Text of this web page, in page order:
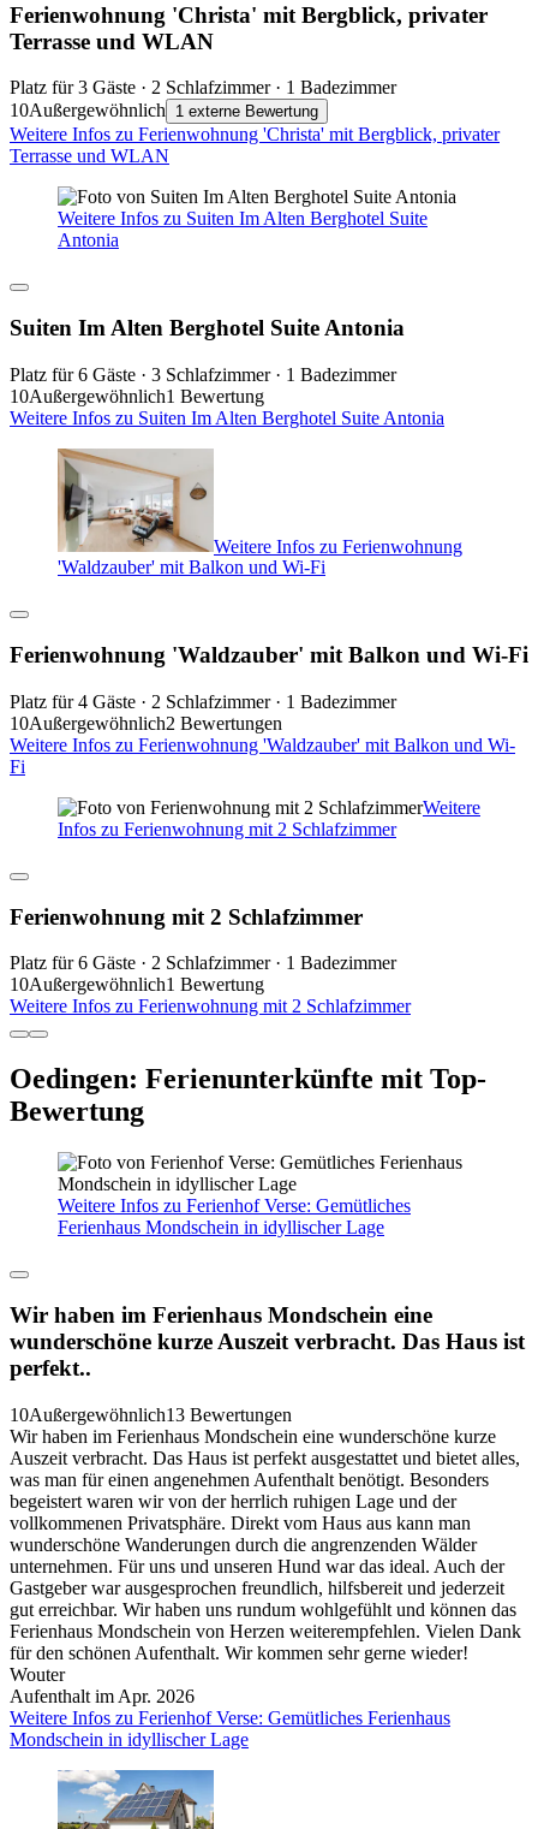
Ferienwohnung 'Christa' mit Bergblick, privater
Terrasse und WLAN
Platz für 3 Gäste · 2 Schlafzimmer · 1 Badezimmer
10Außergewöhnlich 1 externe Bewertung
Weitere Infos zu Ferienwohnung 'Christa' mit Bergblick, privater
Terrasse und WLAN
Weitere Infos zu Suiten Im Alten Berghotel Suite
Antonia
Suiten Im Alten Berghotel Suite Antonia
Platz für 6 Gäste · 3 Schlafzimmer · 1 Badezimmer
10Außergewöhnlich1 Bewertung
Weitere Infos zu Suiten Im Alten Berghotel Suite Antonia
Weitere Infos zu Ferienwohnung
'Waldzauber' mit Balkon und Wi-Fi
Ferienwohnung 'Waldzauber' mit Balkon und Wi-Fi
Platz für 4 Gäste · 2 Schlafzimmer · 1 Badezimmer
10Außergewöhnlich2 Bewertungen
Weitere Infos zu Ferienwohnung 'Waldzauber' mit Balkon und Wi-
Fi
Weitere
Infos zu Ferienwohnung mit 2 Schlafzimmer
Ferienwohnung mit 2 Schlafzimmer
Platz für 6 Gäste · 2 Schlafzimmer · 1 Badezimmer
10Außergewöhnlich1 Bewertung
Weitere Infos zu Ferienwohnung mit 2 Schlafzimmer
Oedingen: Ferienunterkünfte mit Top-
Bewertung
Weitere Infos zu Ferienhof Verse: Gemütliches
Ferienhaus Mondschein in idyllischer Lage
Wir haben im Ferienhaus Mondschein eine
wunderschöne kurze Auszeit verbracht. Das Haus ist
perfekt..
10Außergewöhnlich13 Bewertungen
Wir haben im Ferienhaus Mondschein eine wunderschöne kurze
Auszeit verbracht. Das Haus ist perfekt ausgestattet und bietet alles,
was man für einen angenehmen Aufenthalt benötigt. Besonders
begeistert waren wir von der herrlich ruhigen Lage und der
vollkommenen Privatsphäre. Direkt vom Haus aus kann man
wunderschöne Wanderungen durch die angrenzenden Wälder
unternehmen. Für uns und unseren Hund war das ideal. Auch der
Gastgeber war ausgesprochen freundlich, hilfsbereit und jederzeit
gut erreichbar. Wir haben uns rundum wohlgefühlt und können das
Ferienhaus Mondschein von Herzen weiterempfehlen. Vielen Dank
für den schönen Aufenthalt. Wir kommen sehr gerne wieder!
Wouter
Aufenthalt im Apr. 2026
Weitere Infos zu Ferienhof Verse: Gemütliches Ferienhaus
Mondschein in idyllischer Lage